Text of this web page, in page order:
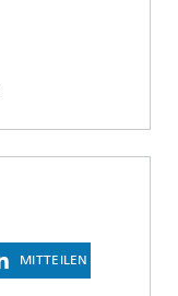
MITTEILEN